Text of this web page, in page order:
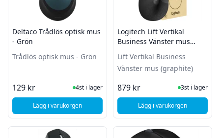
Deltaco Trådlös optisk mus
- Grön
Trådlös optisk mus - Grön
129 kr I Lager
4st i lager
Lägg i varukorgen, Deltaco Trådlös optisk mus - Grön
Logitech Lift Vertikal
Business Vänster mus
Lift Vertikal Business
Vänster mus (graphite)
879 kr I Lager
3st i lager
Lägg i varukorgen
, Logitech Lift